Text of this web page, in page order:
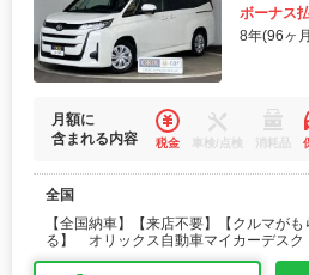
ボーナス
8年(96ヶ
月額に
含まれる内容
税金 車検/点検 消耗品
全国
【全国納車】【来店不要】【クルマがも
る】 オリックス自動車マイカーデスク